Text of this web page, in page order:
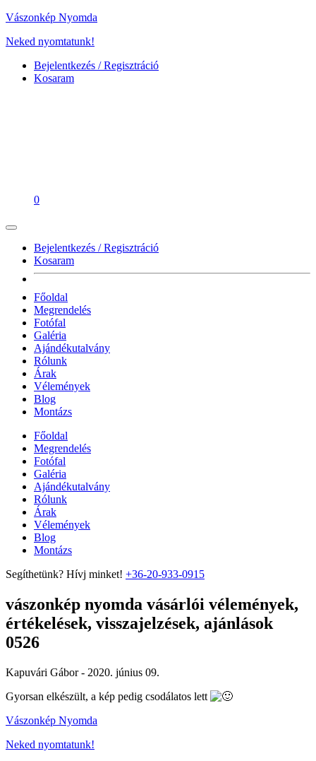
Vászonkép Nyomda
Neked nyomtatunk!
Bejelentkezés / Regisztráció
Kosaram
0
Bejelentkezés / Regisztráció
Kosaram
Főoldal
Megrendelés
Fotófal
Galéria
Ajándékutalvány
Rólunk
Árak
Vélemények
Blog
Montázs
Főoldal
Megrendelés
Fotófal
Galéria
Ajándékutalvány
Rólunk
Árak
Vélemények
Blog
Montázs
Segíthetünk? Hívj minket! +36-20-933-0915
vászonkép nyomda vásárlói vélemények,
értékelések, visszajelzések, ajánlások
0526
Kapuvári Gábor - 2020. június 09.
Gyorsan elkészült, a kép pedig csodálatos lett
Vászonkép Nyomda
Neked nyomtatunk!